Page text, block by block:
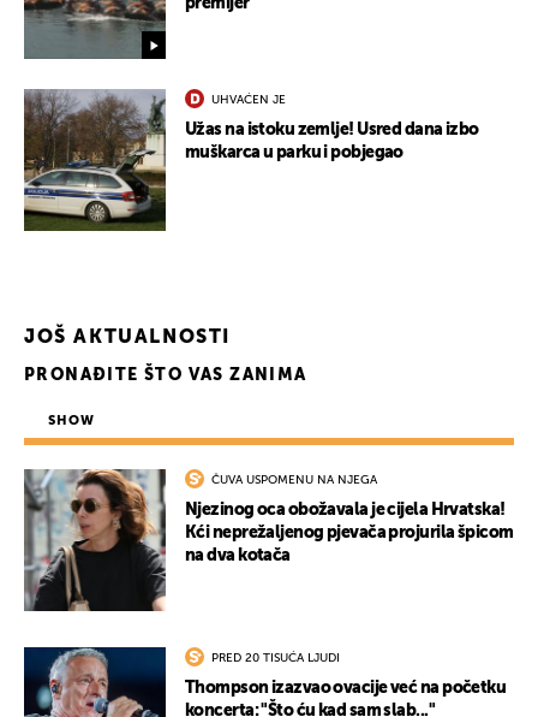
premijer
UHVAĆEN JE
Užas na istoku zemlje! Usred dana izbo
muškarca u parku i pobjegao
JOŠ AKTUALNOSTI
PRONAĐITE ŠTO VAS ZANIMA
SHOW
ČUVA USPOMENU NA NJEGA
Njezinog oca obožavala je cijela Hrvatska!
Kći neprežaljenog pjevača projurila špicom
na dva kotača
PRED 20 TISUĆA LJUDI
Thompson izazvao ovacije već na početku
koncerta: "Što ću kad sam slab..."